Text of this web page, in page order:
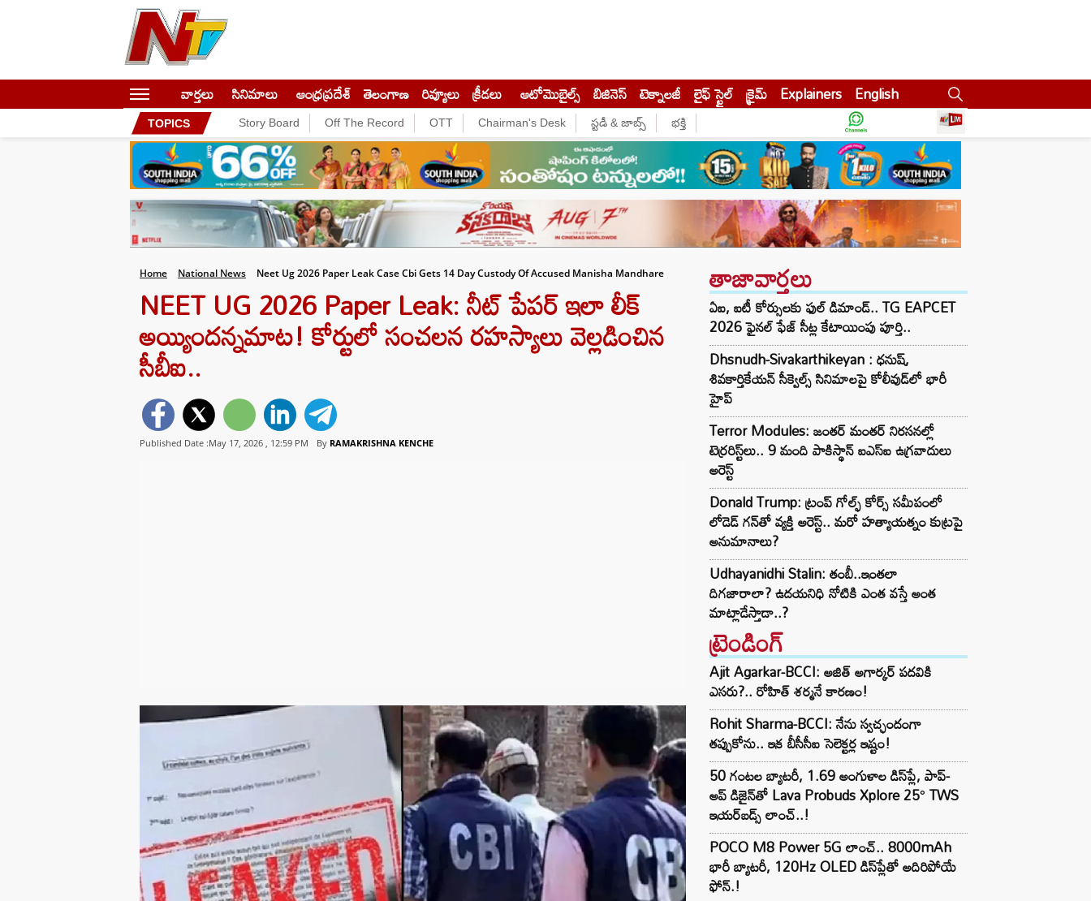
వార్తలు సినిమాలు ఆంధ్రప్రదేశ్ తెలంగాణ రివ్యూలు క్రీడలు ఆటోమొబైల్స్ బిజినెస్‌ టెక్నాలజీ లైఫ్ స్టైల్ క్రైమ్ Explainers English
TOPICS Story Board Off The Record OTT Chairman's Desk స్టడీ & జాబ్స్ భక్తి
Home National News Neet Ug 2026 Paper Leak Case Cbi Gets 14 Day Custody Of Accused Manisha Mandhare
NEET UG 2026 Paper Leak: నీట్ పేపర్ ఇలా లీక్
అయ్యిందన్నమాట! కోర్టులో సంచలన రహస్యాలు వెల్లడించిన
సీబీఐ..
Published Date :May 17, 2026 , 12:59 PM By RAMAKRISHNA KENCHE
తాజావార్తలు
ఏఐ, ఐటీ కోర్సులకు ఫుల్ డిమాండ్.. TG EAPCET
2026 ఫైనల్ ఫేజ్ సీట్ల కేటాయింపు పూర్తి..
Dhsnudh-Sivakarthikeyan : ధనుష్,
శివకార్తికేయన్ సీక్వెల్స్ సినిమాలపై కోలీవుడ్‌లో భారీ
హైప్
Terror Modules: జంతర్ మంతర్ నిరసనల్లో
టెర్రరిస్ట్‌లు.. 9 మంది పాకిస్థాన్ ఐఎస్ఐ ఉగ్రవాదులు
అరెస్ట్
Donald Trump: ట్రంప్ గోల్ఫ్ కోర్స్ సమీపంలో
లోడెడ్ గన్‌తో వ్యక్తి అరెస్ట్.. మరో హత్యాయత్నం కుట్రపై
అనుమానాలు?
Udhayanidhi Stalin: తంబీ..ఇంతలా
దిగజారాలా? ఉదయనిధి నోటికి ఎంత వస్తే అంత
మాట్లాడేస్తాడా..?
ట్రెండింగ్‌
Ajit Agarkar-BCCI: అజిత్ అగార్కర్ పదవికి
ఎసరు?.. రోహిత్ శర్మనే కారణం!
Rohit Sharma-BCCI: నేను స్వచ్ఛందంగా
తప్పుకోను.. ఇక బీసీసీఐ సెలెక్టర్ల ఇష్టం!
50 గంటల బ్యాటరీ, 1.69 అంగుళాల డిస్‌ప్లే, పాప్-
అప్ డిజైన్‌తో Lava Probuds Xplore 25° TWS
ఇయర్‌బడ్స్ లాంచ్..!
POCO M8 Power 5G లాంచ్.. 8000mAh
భారీ బ్యాటరీ, 120Hz OLED డిస్‌ప్లేతో అదిరిపోయే
ఫోన్.!